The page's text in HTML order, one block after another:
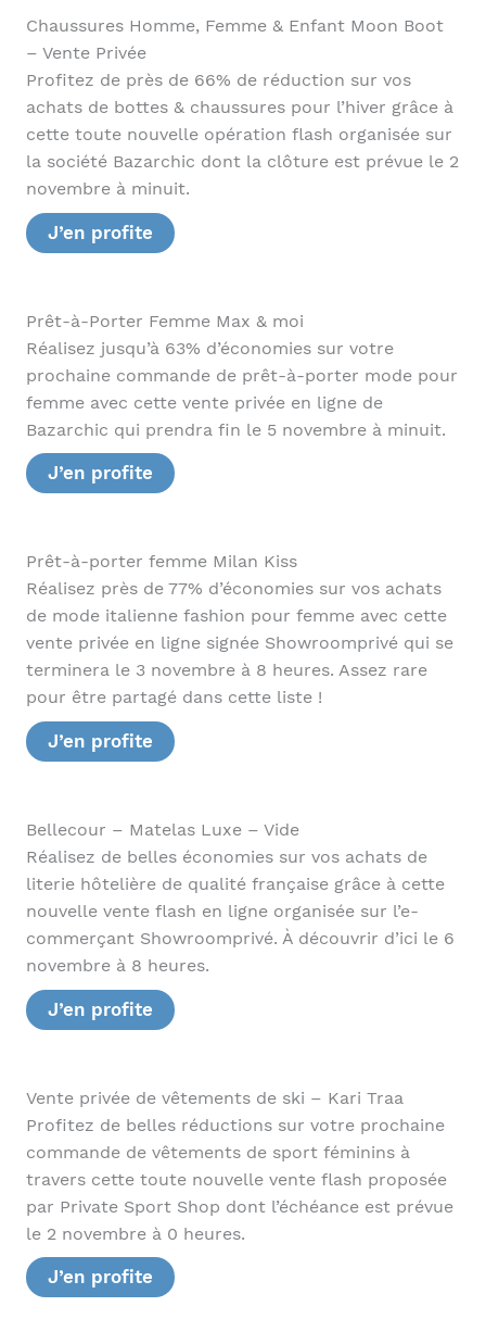
Chaussures Homme, Femme & Enfant Moon Boot
– Vente Privée
Profitez de près de 66% de réduction sur vos
achats de bottes & chaussures pour l’hiver grâce à
cette toute nouvelle opération flash organisée sur
la société Bazarchic dont la clôture est prévue le 2
novembre à minuit.
J’en profite
Prêt-à-Porter Femme Max & moi
Réalisez jusqu’à 63% d’économies sur votre
prochaine commande de prêt-à-porter mode pour
femme avec cette vente privée en ligne de
Bazarchic qui prendra fin le 5 novembre à minuit.
J’en profite
Prêt-à-porter femme Milan Kiss
Réalisez près de 77% d’économies sur vos achats
de mode italienne fashion pour femme avec cette
vente privée en ligne signée Showroomprivé qui se
terminera le 3 novembre à 8 heures. Assez rare
pour être partagé dans cette liste !
J’en profite
Bellecour – Matelas Luxe – Vide
Réalisez de belles économies sur vos achats de
literie hôtelière de qualité française grâce à cette
nouvelle vente flash en ligne organisée sur l’e-
commerçant Showroomprivé. À découvrir d’ici le 6
novembre à 8 heures.
J’en profite
Vente privée de vêtements de ski – Kari Traa
Profitez de belles réductions sur votre prochaine
commande de vêtements de sport féminins à
travers cette toute nouvelle vente flash proposée
par Private Sport Shop dont l’échéance est prévue
le 2 novembre à 0 heures.
J’en profite